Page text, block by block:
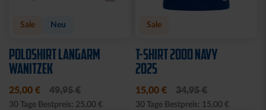
Sale Neu
POLOSHIRT LANGARM
WANITZEK
25,00 € 49,95 €
30 Tage Bestpreis: 25,00 €
Sale
T-SHIRT 2000 NAVY
2025
15,00 € 34,95 €
30 Tage Bestpreis: 15,00 €